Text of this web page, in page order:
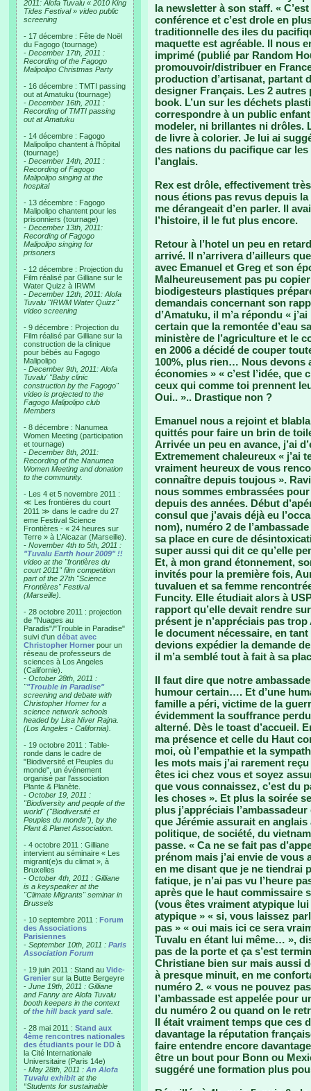
2011: Alofa Tuvalu « 2010 King
Tides Festival » video public
screening
- 17 décembre : Fête de Noël
du Fagogo (tournage)
- December 17th, 2011 :
Recording of the Fagogo
Malipolipo Christmas Party
- 16 décembre : TMTI passing
out at Amatuku (tournage)
- December 16th, 2011 :
Recording of TMTI passing
out at Amatuku
- 14 décembre : Fagogo
Malipolipo chantent à l'hôpital
(tournage)
- December 14th, 2011 :
Recording of Fagogo
Malipolipo singing at the
hospital
- 13 décembre : Fagogo
Malipolipo chantent pour les
prisonniers (tournage)
- December 13th, 2011:
Recording of Fagogo
Malipolipo singing for
prisoners
- 12 décembre : Projection du
Film réalisé par Gilliane sur le
Water Quizz à IRWM
- December 12th, 2011: Alofa
Tuvalu "IRWM Water Quizz"
video screening
- 9 décembre : Projection du
Film réalisé par Gilliane sur la
construction de la clinique
pour bébés au Fagogo
Malipolipo
- December 9th, 2011: Alofa
Tuvalu' "Baby clinic
construction by the Fagogo"
video is projected to the
Fagogo Malipolipo club
Members
- 8 décembre : Nanumea
Women Meeting (participation
et tournage)
- December 8th, 2011:
Recording of the Nanumea
Women Meeting and donation
to the community.
- Les 4 et 5 novembre 2011 :
≪ Les frontières du court
2011 ≫ dans le cadre du 27
eme Festival Science
Frontières - « 24 heures sur
Terre » à L’Alcazar (Marseille).
- November 4th to 5th, 2011 :
"Tuvalu Earth hour 2009" !!
video at the "frontières du
court 2011" film competition
part of the 27th "Science
Frontières" Festival
(Marseille).
- 28 octobre 2011 : projection
de "Nuages au
Paradis"/"Trouble in Paradise"
suivi d'un débat avec
Christopher Horner pour un
réseau de professeurs de
sciences à Los Angeles
(Californie).
- October 28th, 2011 :
""Trouble in Paradise"
screening and debate with
Christopher Horner for a
science network schools
headed by Lisa Niver Rajna.
(Los Angeles - California).
- 19 octobre 2011 : Table-
ronde dans le cadre de
"Biodiversité et Peuples du
monde", un événement
organisé par l'association
Plante & Planète.
- October 19, 2011 :
"Biodiversity and people of the
world" ("Biodiversité et
Peuples du monde"), by the
Plant & Planet Association.
- 4 octobre 2011 : Gilliane
intervient au séminaire « Les
migrant(e)s du climat », à
Bruxelles
- October 4th, 2011 : Gilliane
is a keyspeaker at the
"Climate Migrants" seminar in
Brussels
- 10 septembre 2011 : Forum
des Associations
Parisiennes
- September 10th, 2011 : Paris
Association Forum
- 19 juin 2011 : Stand au Vide-
Grenier sur la Butte Bergeyre
- June 19th, 2011 : Gilliane
and Fanny are Alofa Tuvalu
booth keepers in the context
ofthe hill back yard sale
- 28 mai 2011 : Stand aux
4ème rencontres nationales
des étudiants pour le DD à
la Cité Internationale
Universitaire (Paris 14e)
- May 28th, 2011 : An Alofa
Tuvalu exhibit at the
“Students for sustainable
la newsletter à son staff. «
conférence et c’est drole en
traditionnelle des iles du
maquette est agréable. Il nous
imprimé (publié par Random
promouvoir/distribuer en
production d’artisanat, partant
designer Français. Les 2
book. L’un sur les déchets
correspondre à un public
modeler, ni brillantes ni drôles.
de livre à colorier. Je lui ai
des nations du pacifique car
l’anglais.
Rex est drôle, effectivement
nous étions pas revus depuis
me dérangeait d’en parler. Il
l’histoire, il le fut plus encore.
Retour à l’hotel un peu en
arrivé. Il n’arrivera d’ailleurs
avec Emanuel et Greg et son
Malheureusement pas pu
biodigesteurs plastiques
demandais concernant son
d’Amatuku, il m’a répondu «
certain que la remontée d’eau
ministère de l’agriculture et le
en 2006 a décidé de couper
100%, plus rien… Nous devons
économies » « c’est l’idée,
ceux qui comme toi prennent
Oui.. ».. Drastique non ?
Emanuel nous a rejoint et
quittés pour faire un brin de
Arrivée un peu en avance, j’ai
Extremement chaleureux « j’ai
vraiment heureux de vous
connaître depuis toujous ».
nous sommes embrassées
depuis des années. Début
consul que j’avais déjà eu
nom), numéro 2 de
sa place en cure de
super aussi qui dit ce qu’elle
Et, à mon grand étonnement,
invités pour la première fois,
tuvaluen et sa femme
Funcity. Elle étudiait alors à
rapport qu’elle devait rendre
présent je n’appréciais pas
le document nécessaire, en
devions expédier la demande
il m’a semblé tout à fait à sa
Il faut dire que notre
humour certain…. Et d’une
famille a péri, victime de la
évidemment la souffrance
alterné. Dès le toast d’accueil.
ma présence et celle du Haut
moi, où l’empathie et la
les mots mais j’ai rarement
êtes ici chez vous et soyez
que vous connaissez, c’est du
les choses ». Et plus la soirée
plus j’appréciais
que Jérémie assurait en
politique, de société, du
passe. « Ca ne se fait pas
prénom mais j’ai envie de vous
en me disant que je ne tiendrai
fatique, je n’ai pas vu l’heure
après que le haut
(vous êtes vraiment atypique lui
atypique » « si, vous laissez
pas » « oui mais ici ce sera
Tuvalu en étant lui même… »,
pas de la porte et ça s’est
Christiane bien sur mais aussi
à presque minuit, en me
numéro 2. « vous ne pouvez
l’ambassade est appelée pour
du numéro 2 ou quand on le
Il était vraiment temps que ces
davantage la réputation
faire entendre encore
être un bout pour Bonn ou
suggéré une formation plus